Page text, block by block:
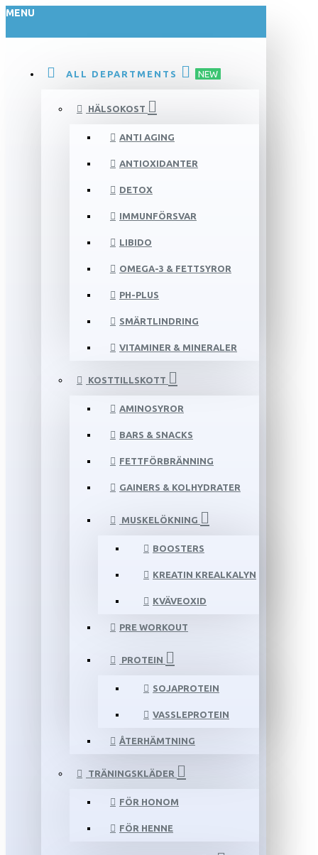
MENU
ALL DEPARTMENTS NEW
HÄLSOKOST
ANTI AGING
ANTIOXIDANTER
DETOX
IMMUNFÖRSVAR
LIBIDO
OMEGA-3 & FETTSYROR
PH-PLUS
SMÄRTLINDRING
VITAMINER & MINERALER
KOSTTILLSKOTT
AMINOSYROR
BARS & SNACKS
FETTFÖRBRÄNNING
GAINERS & KOLHYDRATER
MUSKELÖKNING
BOOSTERS
KREATIN KREALKALYN
KVÄVEOXID
PRE WORKOUT
PROTEIN
SOJAPROTEIN
VASSLEPROTEIN
ÅTERHÄMTNING
TRÄNINGSKLÄDER
FÖR HONOM
FÖR HENNE